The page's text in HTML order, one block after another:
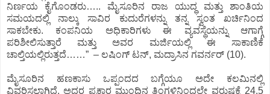
ನಿರ್ಣಯ ಕೈಗೊಂಡರು….. ಮೈಸೂರಿನ ರಾಜ ಯುದ್ಧ ಮತ್ತು ಶಾಂತಿಯ
ಸಮಯದಲ್ಲಿ ನಾಲ್ಕು ಸಾವಿರ ಕುದುರೆಗಳನ್ನು ತನ್ನ ಸ್ವಂತ ಖರ್ಚಿನಿಂದ
ಸಾಕಬೇಕು. ಕಂಪನಿಯ ಅಧಿಕಾರಿಗಳು ಈ ವ್ಯವಸ್ಥೆಯನ್ನು ಆಗಾಗ್ಗೆ
ಪರಿಶೀಲಿಸುತ್ತಾರೆ ಮತ್ತು ಅವರ ಮರ್ಜಿಯಲ್ಲಿ ಈ ಸಾಕಾಣಿಕೆ
ಚಾಲ್ತಿಯಲ್ಲಿರುತ್ತದೆ……” – ಲಷಿಂಗ್ ಟನ್, ಮದ್ರಾಸಿನ ಗವರ್ನರ್ (10).
ಮೈಸೂರಿನ ಹಣಕಾಸು ಒಪ್ಪಂದದ ಬಗ್ಗೆಯೂ ಅದೇ ಕಲಮಿನಲ್ಲಿ
ವಿವರಿಸಲಾಗಿದೆ. ಅದರ ಪ್ರಕಾರ ಮುಂದಿನ ತಿಂಗಳಿನಿಂದಲೇ ವರುಷಕ್ಕೆ 24.5